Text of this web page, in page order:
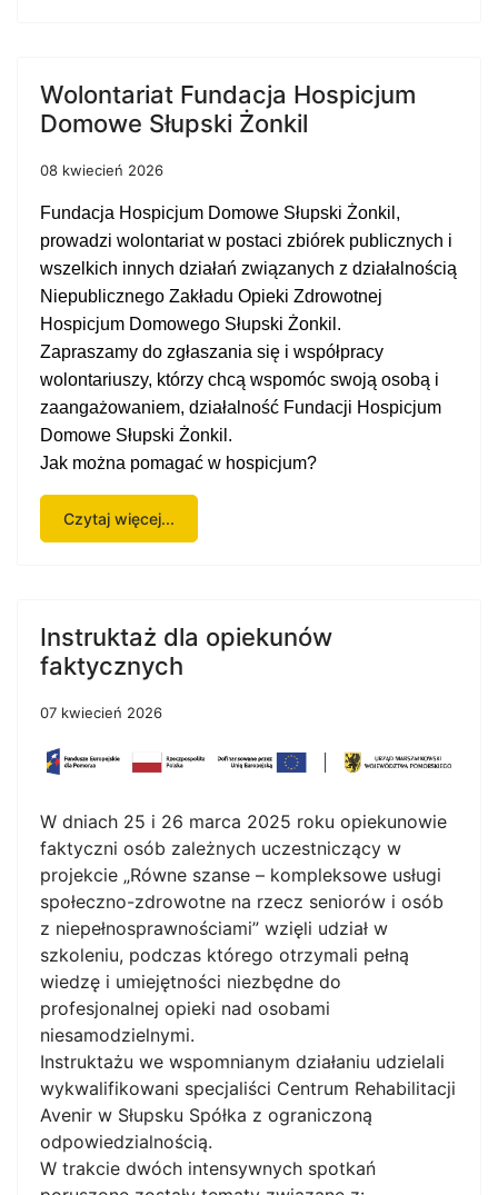
Wolontariat Fundacja Hospicjum
Domowe Słupski Żonkil
08 kwiecień 2026
Fundacja Hospicjum Domowe Słupski Żonkil,
prowadzi wolontariat w postaci zbiórek publicznych i
wszelkich innych działań związanych z działalnością
N iepublicznego Zakładu Opieki Zdrowotnej
Hospicjum Domowego Słupski Żonkil.
Zapraszamy do zgłaszania się i współpracy
wolontariuszy, którzy chcą wspomóc swoją osobą i
zaangażowaniem, działalność Fundacji Hospicjum
Domowe Słupski Żonkil.
Jak można pomagać w hospicjum?
Czytaj więcej...
Instruktaż dla opiekunów
faktycznych
07 kwiecień 2026
W dniach 25 i 26 marca 2025 roku opiekunowie
faktyczni osób zależnych uczestniczący w
projekcie „Równe szanse – kompleksowe usługi
społeczno-zdrowotne na rzecz seniorów i osób
z niepełnosprawnościami” wzięli udział w
szkoleniu, podczas którego otrzymali pełną
wiedzę i umiejętności niezbędne do
profesjonalnej opieki nad osobami
niesamodzielnymi.
Instruktażu we wspomnianym działaniu udzielali
wykwalifikowani specjaliści Centrum Rehabilitacji
Avenir w Słupsku Spółka z ograniczoną
odpowiedzialnością.
W trakcie dwóch intensywnych spotkań